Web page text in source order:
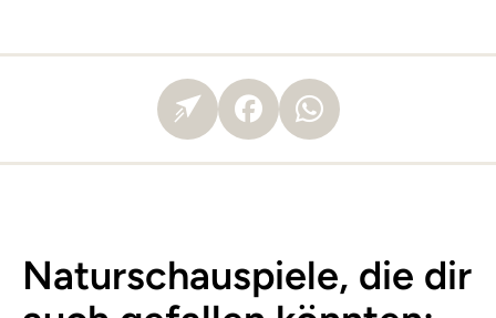
Naturschauspiele, die dir